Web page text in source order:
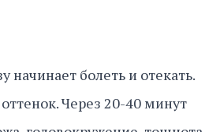
начинает болеть и отекать.
Через 20-40 минут